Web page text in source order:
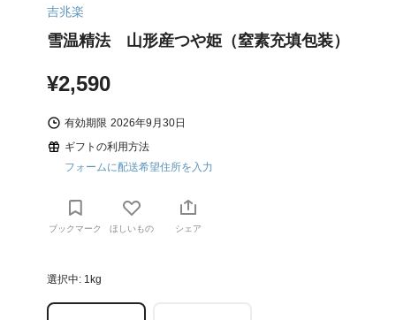
吉兆楽
雪温精法 山形産つや姫（窒素充填包装）
¥2,590
有効期限 2026年9月30日
ギフトの利用方法
フォームに配送希望住所を入力
ブックマーク ほしいもの シェア
選択中: 1kg